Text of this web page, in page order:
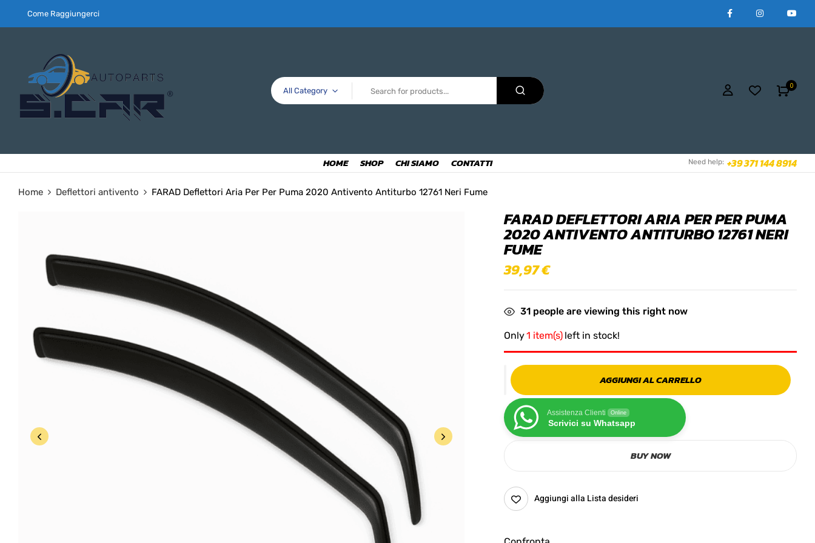
Come Raggiungerci
All Category
0
HOME SHOP CHI SIAMO CONTATTI Need help: +39 371 144 8914
Home Deflettori antivento FARAD Deflettori Aria Per Per Puma 2020 Antivento Antiturbo 12761 Neri Fume
FARAD DEFLETTORI ARIA PER PER PUMA
2020 ANTIVENTO ANTITURBO 12761 NERI
FUME
39,97€
31 people are viewing this right now
Only1 item(s) left in stock!
AGGIUNGI AL CARRELLO
Assistenza Clienti Online
Scrivici su Whatsapp
BUY NOW
Aggiungi alla Lista desideri